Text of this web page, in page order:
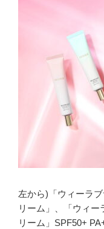
左から)「ウィーラ
リーム」、「ウィー
リーム」SPF50+